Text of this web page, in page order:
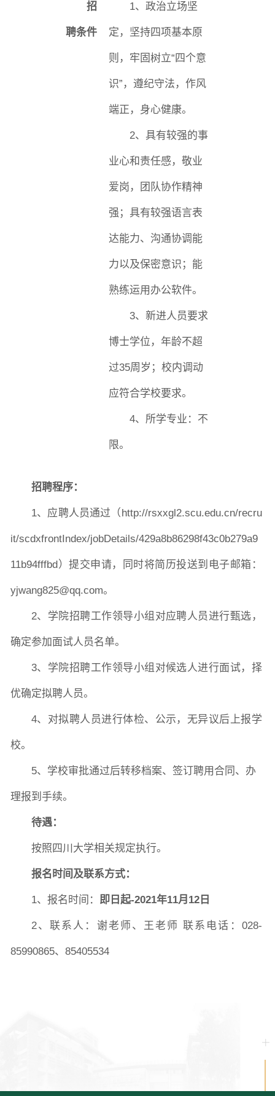
招
聘条件
1、政治立场坚
定，坚持四项基本原
则，牢固树立“四个意
识” ，遵纪守法，作风
端正，身心健康。
2、 具有较强的事
业心和责任感，敬业
爱岗，团队协作精神
强 ； 具有较强语言表
达能力、沟通协调能
力以及保密意识 ； 能
熟练运用办公软件。
3、新进人员要求
博士学位，年龄不超
过35周岁 ；校内调动
应符合学校要求。
4、所学专业：不
限。
招聘程序：
1、 应聘人员通过 （ http://rsxxgl2.scu.edu.cn/recru
it/scdxfrontIndex/jobDetails/429a8b86298f43c0b279a9
11b94fffbd）提交申请， 同时将简历投送到电子邮箱：
yjwang825@qq.com。
2、学院招聘工作领导小组对应聘人员进行甄选，
确定参加面试人员名单。
3、学院招聘工作领导小组对候选人进行面试，择
优确定拟聘人员。
4、 对拟聘人员进行体检、公示，无异议后上报学
校。
5、 学校审批通过后转移档案、签订聘用合同、办
理报到手续。
待遇：
按照四川大学相关规定执行。
报名时间及联系方式：
1、 报名时间： 即日起-2021年11月12日
2、联系人：谢老师、王老师 联系电话： 028-
85990865、 85405534